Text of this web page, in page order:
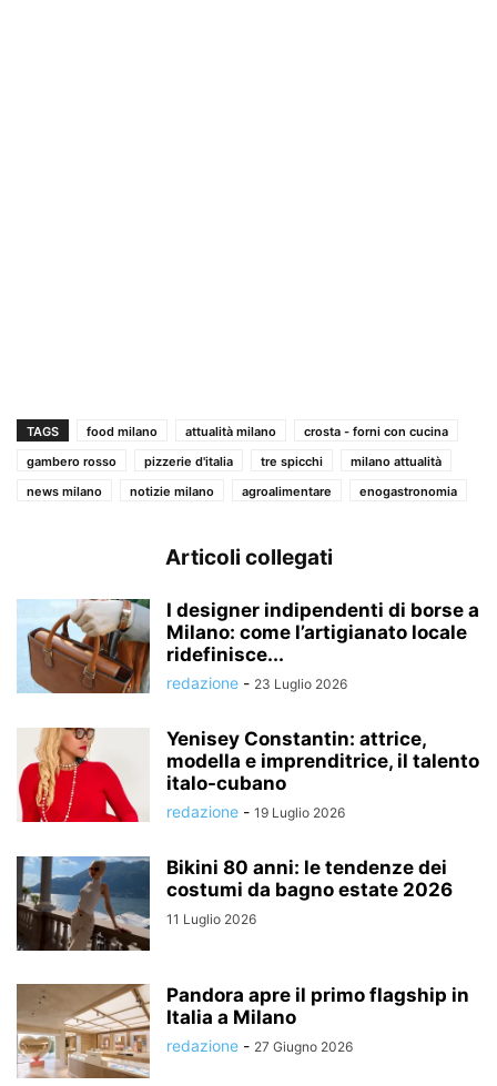
TAGS food milano attualità milano
crosta - forni con cucina
gambero rosso
pizzerie d'italia tre spicchi
milano attualità
news milano
notizie milano agroalimentare enogastronomia
Articoli collegati
I designer indipendenti di borse a
Milano: come l’artigianato locale
ridefinisce...
redazione - 23 Luglio 2026
Yenisey Constantin: attrice,
modella e imprenditrice, il talento
italo-cubano
redazione - 19 Luglio 2026
Bikini 80 anni: le tendenze dei
costumi da bagno estate 2026
11 Luglio 2026
Pandora apre il primo flagship in
Italia a Milano
redazione - 27 Giugno 2026